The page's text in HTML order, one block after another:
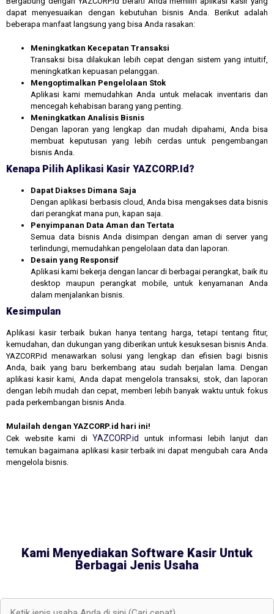
dapat menyesuaikan dengan kebutuhan bisnis Anda. Berikut adalah
beberapa manfaat langsung yang bisa Anda rasakan:
Meningkatkan Kecepatan Transaksi
Transaksi bisa dilakukan lebih cepat dengan sistem yang intuitif,
meningkatkan kepuasan pelanggan.
Mengoptimalkan Pengelolaan Stok
Aplikasi kami memudahkan Anda untuk melacak inventaris dan
mencegah kehabisan barang yang penting.
Meningkatkan Analisis Bisnis
Dengan laporan yang lengkap dan mudah dipahami, Anda bisa
membuat keputusan yang lebih cerdas untuk pengembangan
bisnis Anda.
Kenapa Pilih Aplikasi Kasir YAZCORP.id?
Dapat Diakses Dimana Saja
Dengan aplikasi berbasis cloud, Anda bisa mengakses data bisnis
dari perangkat mana pun, kapan saja.
Penyimpanan Data Aman dan Tertata
Semua data bisnis Anda disimpan dengan aman di server yang
terlindungi, memudahkan pengelolaan data dan laporan.
Desain yang Responsif
Aplikasi kami bekerja dengan lancar di berbagai perangkat, baik itu
desktop maupun perangkat mobile, untuk kenyamanan Anda
dalam menjalankan bisnis.
Kesimpulan
Aplikasi kasir terbaik bukan hanya tentang harga, tetapi tentang fitur,
kemudahan, dan dukungan yang diberikan untuk kesuksesan bisnis Anda.
YAZCORP.id menawarkan solusi yang lengkap dan efisien bagi bisnis
Anda, baik yang baru berkembang atau sudah berjalan lama. Dengan
aplikasi kasir kami, Anda dapat mengelola transaksi, stok, dan laporan
dengan lebih mudah dan cepat, memberi lebih banyak waktu untuk fokus
pada perkembangan bisnis Anda.
Mulailah dengan YAZCORP.id hari ini!
Cek website kami di YAZCORP.id
untuk informasi lebih lanjut dan
temukan bagaimana aplikasi kasir terbaik ini dapat mengubah cara Anda
mengelola bisnis.
Kami Menyediakan Software Kasir Untuk
Berbagai Jenis Usaha